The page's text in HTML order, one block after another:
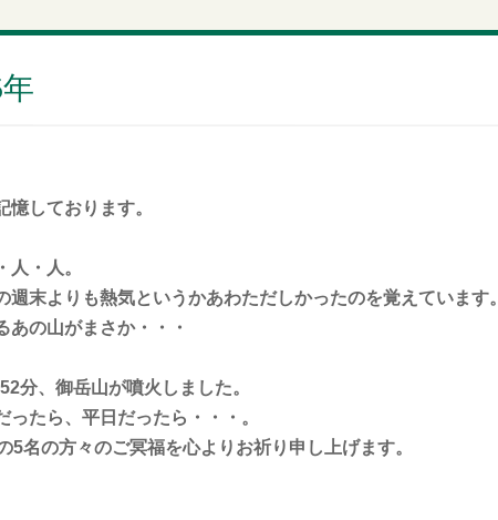
しております。
・人。
週末よりも熱気というかあわただしかったのを覚えています。
あの山がまさか・・・
分、御岳山が噴火しました。
たら、平日だったら・・・。
名の方々のご冥福を心よりお祈り申し上げます。